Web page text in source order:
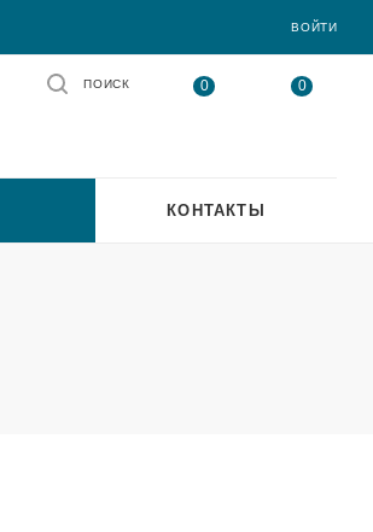
ВОЙТИ
0 0
ПОИСК
КОНТАКТЫ